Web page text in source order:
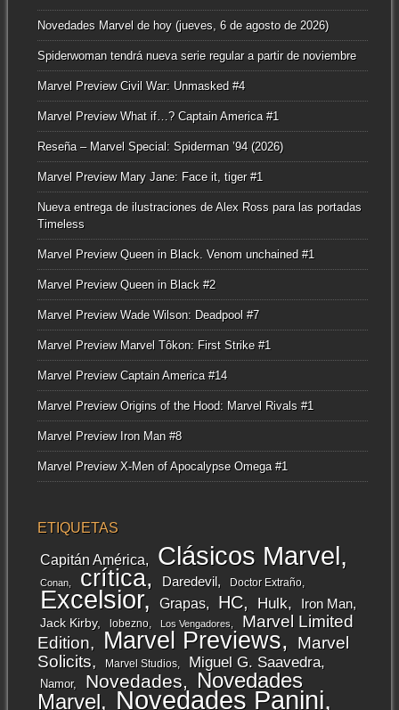
Novedades Marvel de hoy (jueves, 6 de agosto de 2026)
Spiderwoman tendrá nueva serie regular a partir de noviembre
Marvel Preview Civil War: Unmasked #4
Marvel Preview What if…? Captain America #1
Reseña – Marvel Special: Spiderman ’94 (2026)
Marvel Preview Mary Jane: Face it, tiger #1
Nueva entrega de ilustraciones de Alex Ross para las portadas
Timeless
Marvel Preview Queen in Black. Venom unchained #1
Marvel Preview Queen in Black #2
Marvel Preview Wade Wilson: Deadpool #7
Marvel Preview Marvel Tôkon: First Strike #1
Marvel Preview Captain America #14
Marvel Preview Origins of the Hood: Marvel Rivals #1
Marvel Preview Iron Man #8
Marvel Preview X-Men of Apocalypse Omega #1
ETIQUETAS
Capitán América Clásicos Marvel
Conan crítica Daredevil Doctor Extraño
Excelsior Grapas HC Hulk Iron Man
Jack Kirby lobezno Los Vengadores
Marvel Limited
Edition
Marvel Previews
Marvel
Solicits
Marvel Studios Miguel G. Saavedra
Namor Novedades
Novedades
Marvel
Novedades Panini